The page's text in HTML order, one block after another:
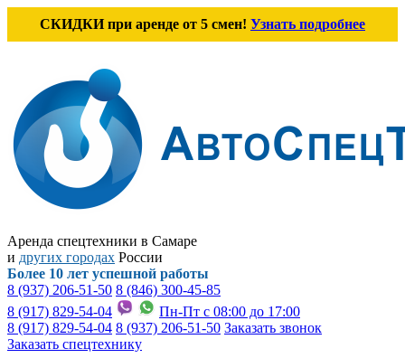
СКИДКИ при аренде от 5 смен! Узнать подробнее
Аренда спецтехники в Самаре
и других городах России
Более 10 лет успешной работы
8 (937) 206-51-50 8 (846) 300-45-85
8 (917) 829-54-04
Пн-Пт с 08:00 до 17:00
8 (917) 829-54-04 8 (937) 206-51-50 Заказать звонок
Заказать спецтехнику